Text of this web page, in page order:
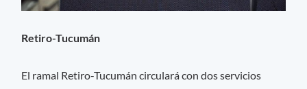
Retiro-Tucumán
El ramal Retiro-Tucumán circulará con dos servicios